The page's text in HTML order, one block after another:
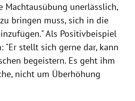
Machtausübung unerlässlich,
bringen muss, sich in die
Als Positivbeispiel
: "Er stellt sich gerne dar, kann
begeistern. Es geht ihm
nicht um Überhöhung